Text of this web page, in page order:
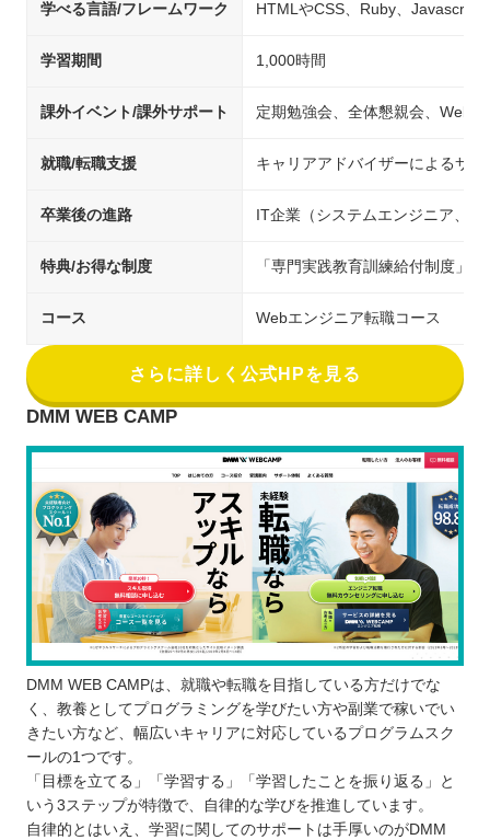
学べる言語/フレームワーク HTMLやCSS、Ruby、Javascript
学習期間 1,000時間
課外イベント/課外サポート 定期勉強会、全体懇親会、Web
就職/転職支援 キャリアアドバイザーによるサ
卒業後の進路 IT企業（システムエンジニア、
特典/お得な制度 「専門実践教育訓練給付制度」対
コース Webエンジニア転職コース
さらに詳しく公式HPを見る
DMM WEB CAMP
DMM WEB CAMPは、就職や転職を目指している方だけでな
く、教養としてプログラミングを学びたい方や副業で稼いでい
きたい方など、幅広いキャリアに対応しているプログラムスク
ールの1つです。
「目標を立てる」「学習する」「学習したことを振り返る」と
いう3ステップが特徴で、自律的な学びを推進しています。
自律的とはいえ、学習に関してのサポートは手厚いのがDMM